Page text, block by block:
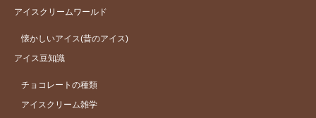
アイスクリームワールド
懐かしいアイス(昔のアイス)
アイス豆知識
チョコレートの種類
アイスクリーム雑学